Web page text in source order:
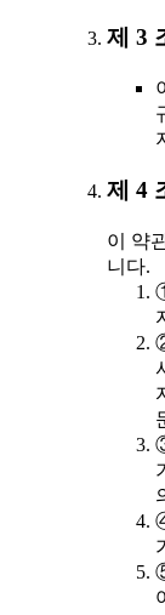
제 3
제 4
이 약
니다.